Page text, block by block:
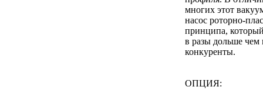
многих этот
насос роторно-
принципа,
в разы дольше чем
конкуренты.
ОПЦИЯ: